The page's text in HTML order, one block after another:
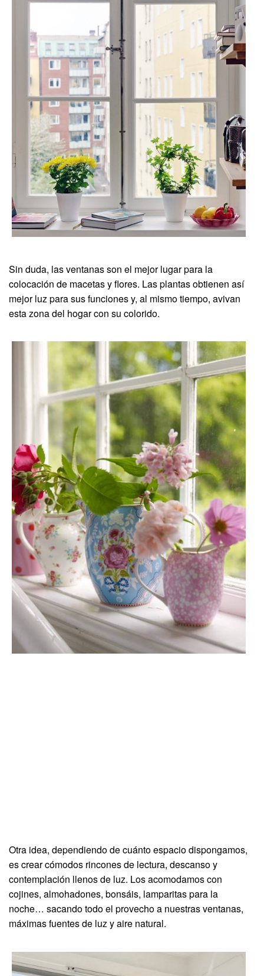
Sin duda, las ventanas son el mejor lugar para la
colocación de macetas y flores. Las plantas obtienen así
mejor luz para sus funciones y, al mismo tiempo, avivan
esta zona del hogar con su colorido.
Otra idea, dependiendo de cuánto espacio dispongamos,
es crear cómodos rincones de lectura, descanso y
contemplación llenos de luz. Los acomodamos con
cojines, almohadones, bonsáis, lamparitas para la
noche… sacando todo el provecho a nuestras ventanas,
máximas fuentes de luz y aire natural.